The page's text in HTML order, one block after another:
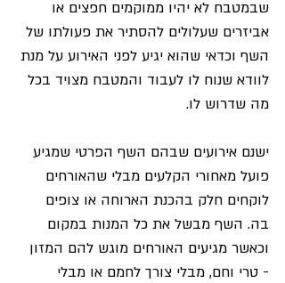
שבמטבח לא יהיו ממוקמים חפצים או
אביזרים שעלולים להסתיר את פעולתו של
השף וכדאי שהוא יגיע לפני האירוע על מנת
לוודא שנוח לו לעבוד והמטבח מצויד בכל
מה שדרוש לו.
ישנם אירועים שבהם השף הפרטי שמגיע
פועל מאחורי הקלעים מבלי שהאורחים
לוקחים חלק בהכנת הארוחה או צופים
בה. השף מבשל את כל המנות במקום
וכאשר מגיעים האורחים מוגש להם המזון
- טרי וחם, מבלי צורך לחמם או מבלי